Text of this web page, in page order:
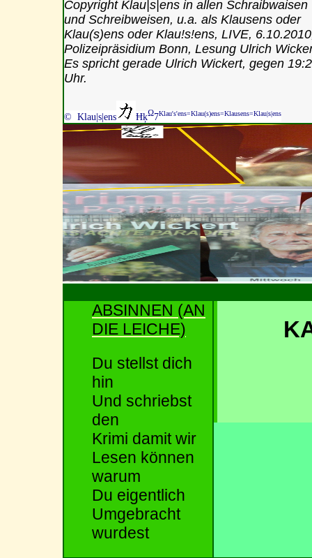
Copyright Klau|s|ens in allen Schraibwaisen
und Schreibweisen, u.a. als Klausens oder
Klau(s)ens oder Klau!s!ens, LIVE,
Polizeipräsidium Bonn, Lesung Ulrich
Es spricht gerade Ulrich Wickert, gegen
Uhr.
© Klau|s|ens ĦķΩ7Klau's'ens=Klau(s)ens=Klausens=Klau|s|ens
ABSINNEN (AN
DIE LEICHE)
Du stellst dich
hin
Und schriebst
den
Krimi damit wir
Lesen können
warum
Du eigentlich
Umgebracht
wurdest